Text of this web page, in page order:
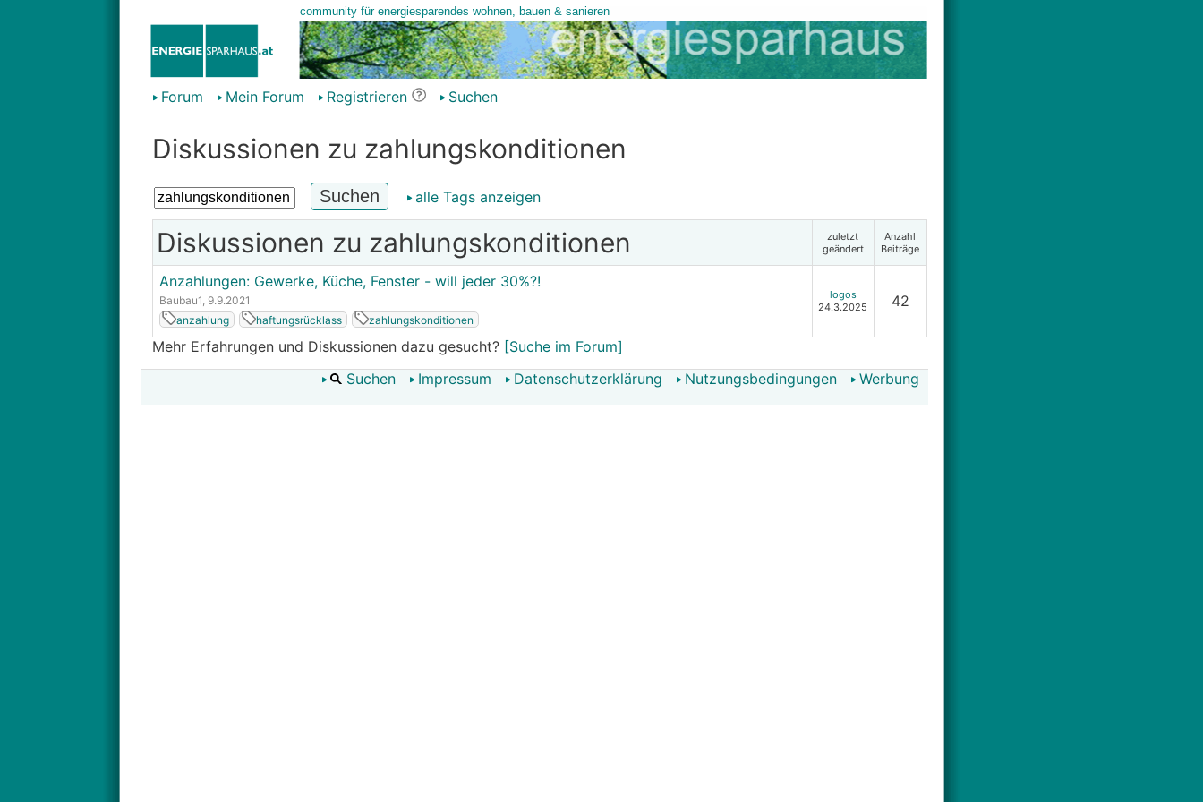
Forum Mein Forum Registrieren Suchen
Diskussionen zu zahlungskonditionen
alle Tags anzeigen
Diskussionen zu zahlungskonditionen
zuletzt
geändert
Anzahl
Beiträge
Anzahlungen: Gewerke, Küche, Fenster - will jeder 30%?!
Baubau1, 9.9.2021
anzahlung
haftungsrücklass zahlungskonditionen
logos
24.3.2025
42
Mehr Erfahrungen und Diskussionen dazu gesucht? [Suche im Forum]
Suchen
Impressum Datenschutzerklärung Nutzungsbedingungen Werbung